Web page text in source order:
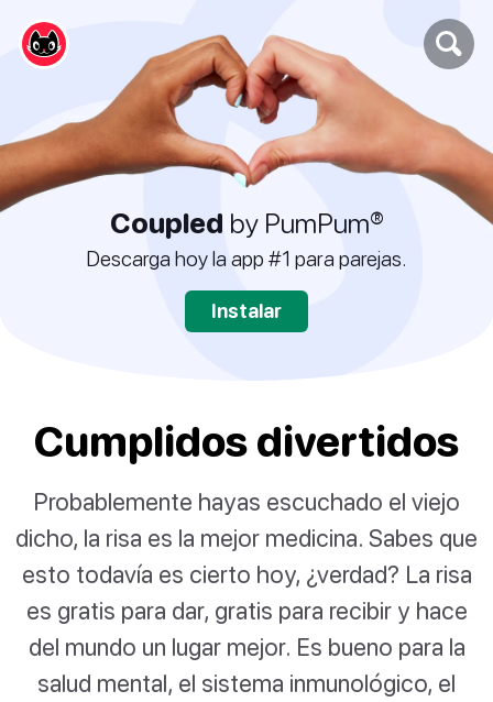
Coupled by PumPum®
Descarga hoy la app #1 para parejas.
Instalar
Cumplidos divertidos
Probablemente hayas escuchado el viejo
dicho, la risa es la mejor medicina. Sabes que
esto todavía es cierto hoy, ¿verdad? La risa
es gratis para dar, gratis para recibir y hace
del mundo un lugar mejor. Es bueno para la
salud mental, el sistema inmunológico, el